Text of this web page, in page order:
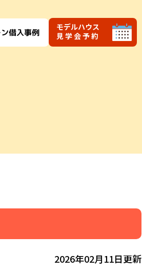
借入事例
モデルハウス
見学会予約
2026年02月11日更新